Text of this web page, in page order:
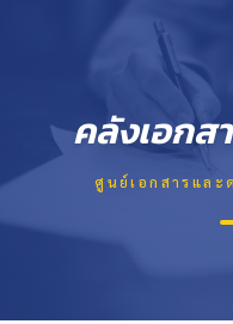
คลังเอกส
ศูนย์เอกสารแล